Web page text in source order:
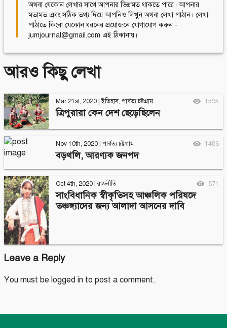
অথবা যেকোন লেখার সাথে আপনার ভিন্নমত থাকতে পারে। আপনার
মতামত এবং সঠিক তথ্য দিয়ে আপনিও লিখুন অথবা লেখা পাঠান। লেখা
পাঠাতে কিংবা যেকোন ধরনের প্রয়োজনে যোগাযোগ করুন -
jumjournal@gmail.com এই ঠিকানায়।
আরও কিছু লেখা
Mar 21st, 2020 |ইতিহাস, পার্বত্য চট্টগ্রাম 1595
ত্রিপুরারা কেন দেশ ছেড়েছিলেন
Nov 10th, 2020 | পার্বত্য চট্টগ্রাম 1486
বড়থলি, আরণ্যক জনপদ
Oct 4th, 2020 |রাজনীতি 871
সাংবিধানিক স্বীকৃতিসহ আঞ্চলিক পরিষদে
তঞ্চঙ্গ্যাদের জন্য আলাদা আসনের দাবি
Leave a Reply
You must be logged in to post a comment.